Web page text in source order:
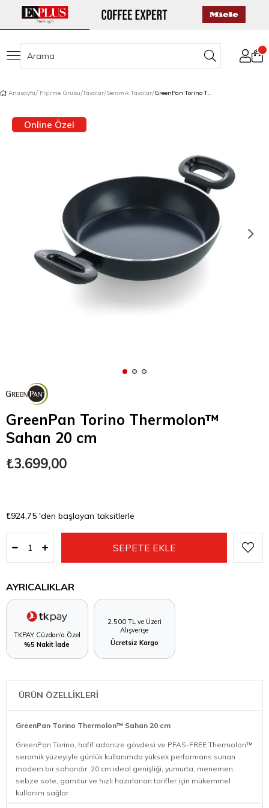
Anasayfa Pişirme Grubu Tavalar Seramik Tavalar GreenPan Torino Thermolon™ Sahan 20 cm
Online Özel
GreenPan Torino Thermolon™
Sahan 20 cm
₺3.699,00
₺924,75 'den başlayan taksitlerle
AYRICALIKLAR
TKPAY Cüzdan'a Özel
%5 Nakit İade
2.500 TL ve Üzeri
Alışverişe
Ücretsiz Kargo
ÜRÜN ÖZELLİKLERİ
GreenPan Torino Thermolon™ Sahan 20 cm
GreenPan Torino, hafif adonize gövdesi ve PFAS-FREE Thermolon™
seramik yüzeyiyle günlük kullanımda yüksek performans sunan
modern bir sahandır. 20 cm ideal genişliği; yumurta, menemen,
sebze sote, garnitür ve hızlı hazırlanan tarifler için mükemmel
kullanım sağlar.